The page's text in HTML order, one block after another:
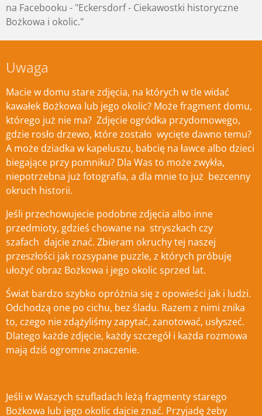
na Facebooku - "Eckersdorf - Ciekawostki historyczne
Bożkowa i okolic."
Uwaga
Macie w domu stare zdjęcia, na których w tle widać
kawałek Bożkowa lub jego okolic? Może fragment domu,
którego już nie ma? Zdjęcie ogródka przydomowego,
gdzie rosło drzewo, które zostało wycięte dawno temu?
A może dziadka w kapeluszu, babcię na ławce albo dzieci
biegające przy pomniku? Dla Was to może zwykła,
niepotrzebna już fotografia, a dla mnie to już bezcenny
okruch historii.
Jeśli przechowujecie podobne zdjęcia albo inne
przedmioty, gdzieś chowane na stryszkach czy
szafach dajcie znać. Zbieram okruchy tej naszej
przeszłości jak rozsypane puzzle, z których próbuję
ułożyć obraz Bożkowa i jego okolic sprzed lat.
Świat bardzo szybko opróżnia się z opowieści jak i ludzi.
Odchodzą one po cichu, bez śladu. Razem z nimi znika
to, czego nie zdążyliśmy zapytać, zanotować, usłyszeć.
Dlatego każde zdjęcie, każdy szczegół i każda rozmowa
mają dziś ogromne znaczenie.
Jeśli w Waszych szufladach leżą fragmenty starego
Bożkowa lub jego okolic dajcie znać. Przyjadę żeby